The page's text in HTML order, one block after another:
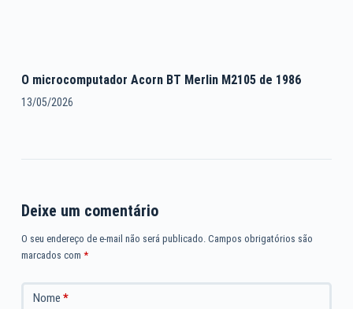
O microcomputador Acorn BT Merlin M2105 de 1986
13/05/2026
Deixe um comentário
O seu endereço de e-mail não será publicado. Campos obrigatórios são
marcados com *
Nome *